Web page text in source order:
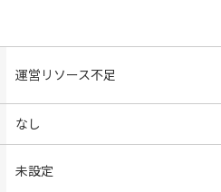
運営リソース不足
なし
未設定